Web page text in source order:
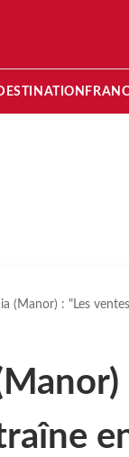
(Manor) : "Les